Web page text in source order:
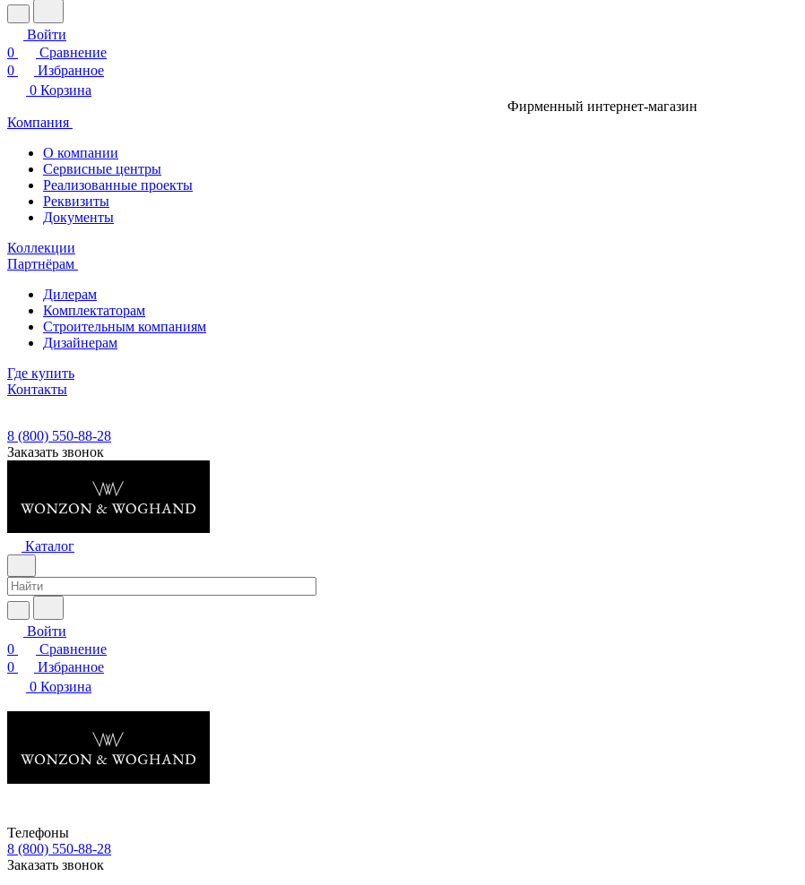
Войти
0
Сравнение
0
Избранное
0 Корзина
Фирменный интернет-магазин
Компания
О компании
Сервисные центры
Реализованные проекты
Реквизиты
Документы
Коллекции
Партнёрам
Дилерам
Комплектаторам
Строительным компаниям
Дизайнерам
Где купить
Контакты
8 (800) 550-88-28
Заказать звонок
Каталог
Войти
0
Сравнение
0
Избранное
0 Корзина
Телефоны
8 (800) 550-88-28
Заказать звонок